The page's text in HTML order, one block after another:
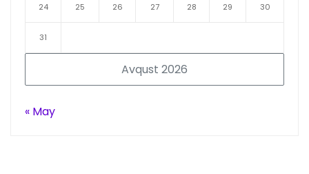
Avqust 2026
24 25 26 27 28 29 30
31
« May